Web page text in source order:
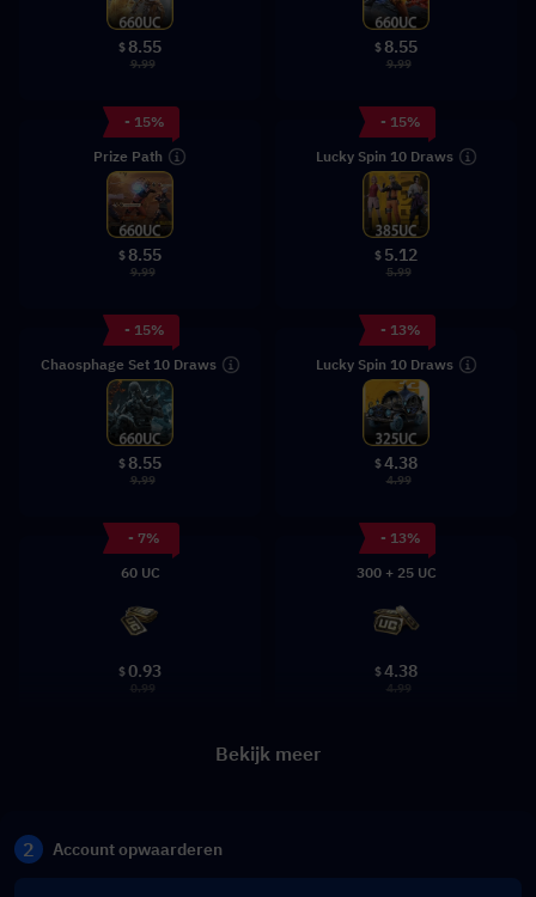
$ 8.55
9.99
$ 8.55
9.99
- 15%
Prize Path
$ 8.55
9.99
- 15%
Lucky Spin 10 Draws
$ 5.12
5.99
- 15%
Chaosphage Set 10 Draws
$ 8.55
9.99
- 13%
Lucky Spin 10 Draws
$4.38
4.99
- 7%
60 UC
$0.93
0.99
- 13%
300 + 25 UC
$4.38
4.99
Bekijk meer
2 Account opwaarderen